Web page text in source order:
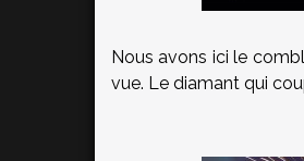
Nous avons ici le
vue. Le diamant qui